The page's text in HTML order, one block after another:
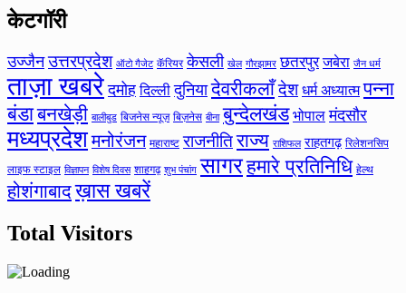
केटगॉरी
उज्जैन उत्तरप्रदेश ऑटो गैजेट कॅरियर केसली खेल गौरझामर छतरपुर जबेरा जैन धर्म
ताज़ा खबरे दमोह दिल्ली दुनिया देवरीकलाँदेश धर्म अध्यात्म पन्ना
बंडाबनखेड़ी बालीबुड बिजनेस न्यूज़ बिज़नेस बीना बुन्देलखंड भोपाल मंदसौर
मध्यप्रदेशमनोरंजन महाराष्ट राजनीतिराज्य राशिफल राहतगढ़ रिलेशनसिप
लाइफ स्टाइल विज्ञापन विशेष दिवस शाहगढ़ शुभ पंचांग सागरहमारे प्रतिनिधि हेल्थ
होशंगाबादख़ास खबरें
Total Visitors